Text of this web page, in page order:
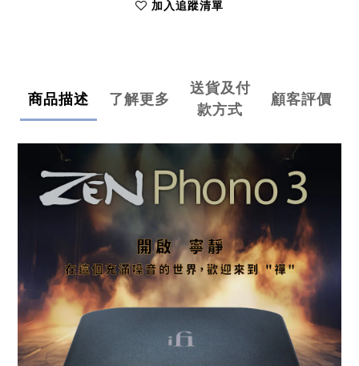
加入追蹤清單
商品描述 了解更多
送貨及付
款方式
顧客評價